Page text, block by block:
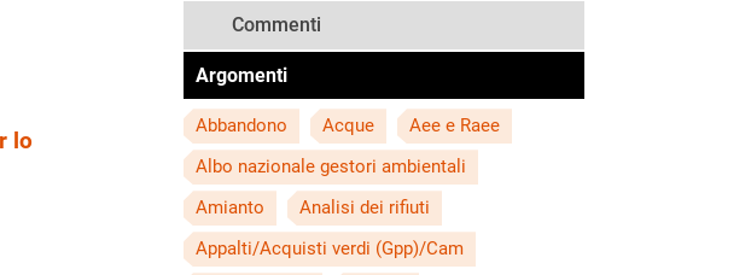
lo
Commenti
Argomenti
Abbandono Acque
Aee e Raee
Albo nazionale gestori ambientali
Amianto
Analisi dei rifiuti
Appalti/Acquisti verdi (Gpp)/Cam